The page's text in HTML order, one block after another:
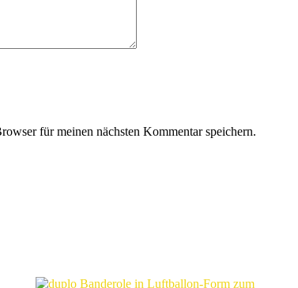
für meinen nächsten Kommentar speichern.